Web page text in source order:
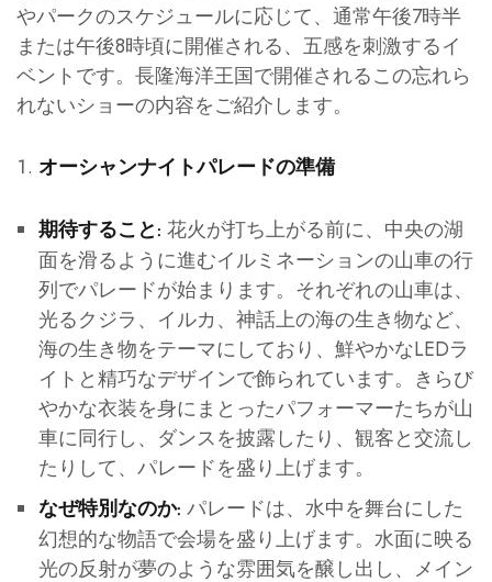
やパークのスケジュールに応じて、通常午後7時半
または午後8時頃に開催される、五感を刺激するイ
ベントです。長隆海洋王国で開催されるこの忘れら
れないショーの内容をご紹介します。
オーシャンナイトパレードの準備
期待すること: 花火が打ち上がる前に、中央の湖
面を滑るように進むイルミネーションの山車の行
列でパレードが始まります。それぞれの山車は、
光るクジラ、イルカ、神話上の海の生き物など、
海の生き物をテーマにしており、鮮やかなLEDラ
イトと精巧なデザインで飾られています。きらび
やかな衣装を身にまとったパフォーマーたちが山
車に同行し、ダンスを披露したり、観客と交流し
たりして、パレードを盛り上げます。
なぜ特別なのか: パレードは、水中を舞台にした
幻想的な物語で会場を盛り上げます。水面に映る
光の反射が夢のような雰囲気を醸し出し、メイン